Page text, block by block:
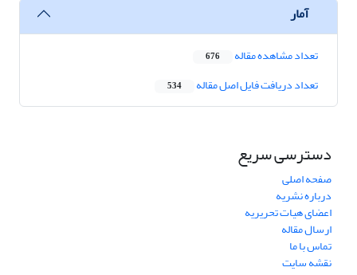
آمار
تعداد مشاهده مقاله 676
تعداد دریافت فایل اصل مقاله 534
دسترسی سریع
صفحه اصلی
درباره نشریه
اعضای هیات تحریریه
ارسال مقاله
تماس با ما
نقشه سایت